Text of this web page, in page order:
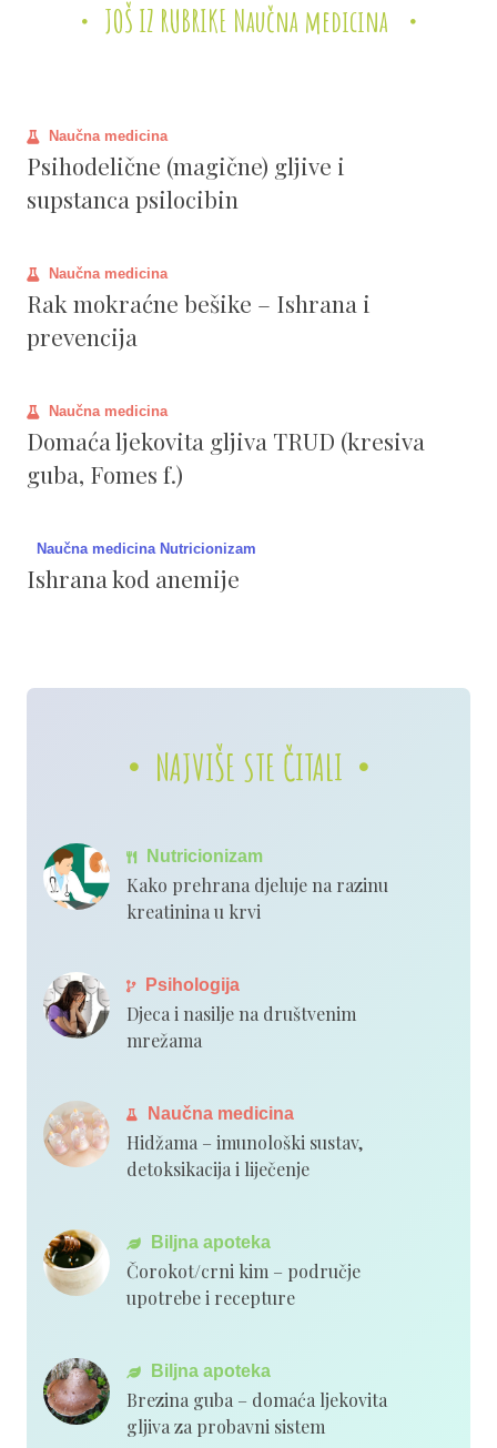
JOŠ IZ RUBRIKE Naučna medicina
Naučna medicina
Psihodelične (magične) gljive i
supstanca psilocibin
Naučna medicina
Rak mokraćne bešike – Ishrana i
prevencija
Naučna medicina
Domaća ljekovita gljiva TRUD (kresiva
guba, Fomes f.)
Naučna medicina Nutricionizam
Ishrana kod anemije
NAJVIŠE STE ČITALI
Nutricionizam
Kako prehrana djeluje na razinu
kreatinina u krvi
Psihologija
Djeca i nasilje na društvenim
mrežama
Naučna medicina
Hidžama – imunološki sustav,
detoksikacija i liječenje
Biljna apoteka
Čorokot/crni kim – područje
upotrebe i recepture
Biljna apoteka
Brezina guba – domaća ljekovita
gljiva za probavni sistem